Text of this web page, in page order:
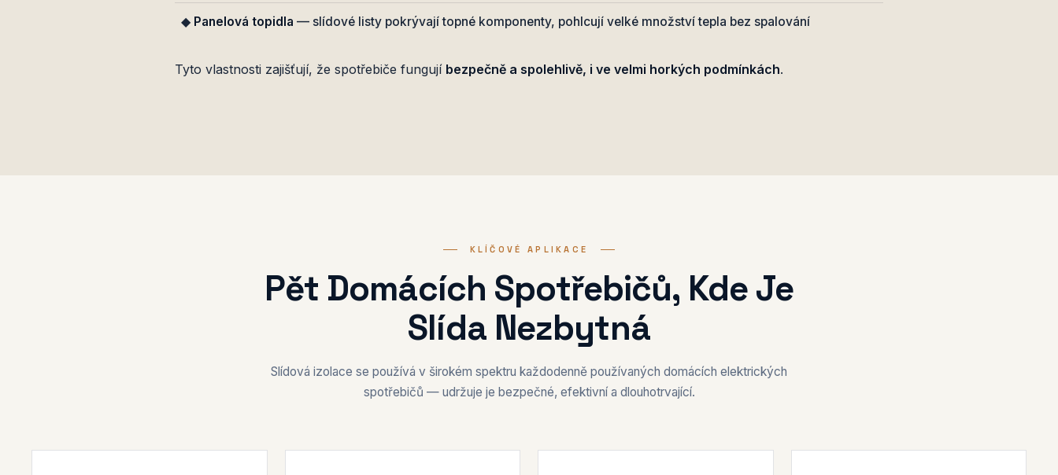
◆ Panelová topidla — slídové listy pokrývají topné komponenty, pohlcují velké množství tepla bez spalování
Tyto vlastnosti zajišťují, že spotřebiče fungují bezpečně a spolehlivě, i ve velmi horkých podmínkách.
KLÍČOVÉ APLIKACE
Pět Domácích Spotřebičů, Kde Je
Slída Nezbytná
Slídová izolace se používá v širokém spektru každodenně používaných domácích elektrických
spotřebičů — udržuje je bezpečné, efektivní a dlouhotrvající.